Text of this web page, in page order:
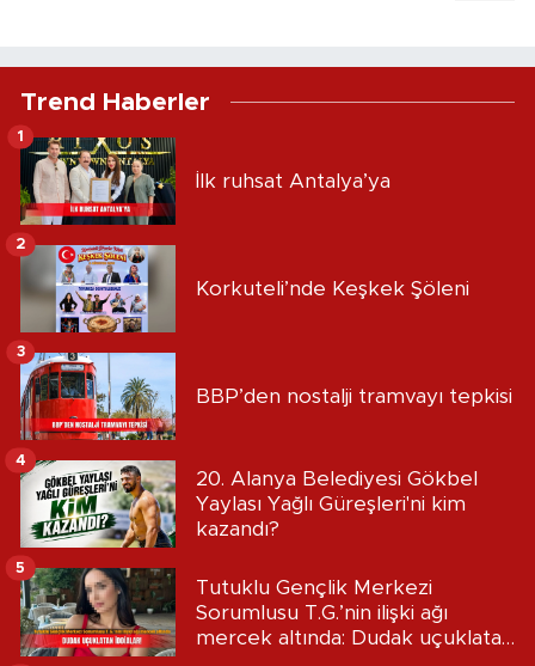
Trend Haberler
İlk ruhsat Antalya’ya
1
Korkuteli’nde Keşkek Şöleni
2
BBP’den nostalji tramvayı tepkisi
3
20. Alanya Belediyesi Gökbel
Yaylası Yağlı Güreşleri'ni kim
kazandı?
4
Tutuklu Gençlik Merkezi
Sorumlusu T.G.’nin ilişki ağı
mercek altında: Dudak uçuklatan
5